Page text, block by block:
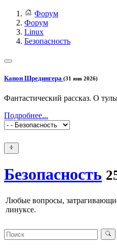
Форум
Форум
Linux
Безопасность
Канон Шредингера (31 янв 2026)
Фантастический рассказ. О
Подробнее...
Безопасность
Любые вопросы,
линуксе.